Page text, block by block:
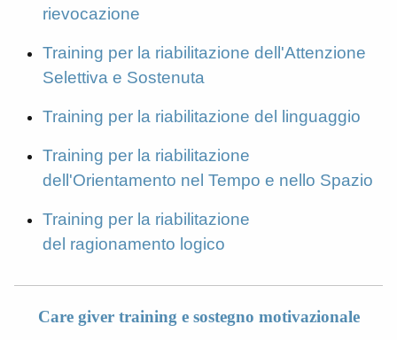
rievocazione
Training per la riabilitazione dell'Attenzione
Selettiva e Sostenuta
Training per la riabilitazione del linguaggio
Training per la riabilitazione
dell'Orientamento nel Tempo e nello Spazio
Training per la riabilitazione
del ragionamento logico
Care giver training e sostegno motivazionale